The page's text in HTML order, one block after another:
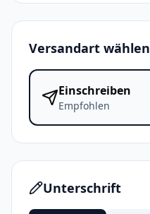
Versandart wählen
Einschreiben
Empfohlen
Unterschrift